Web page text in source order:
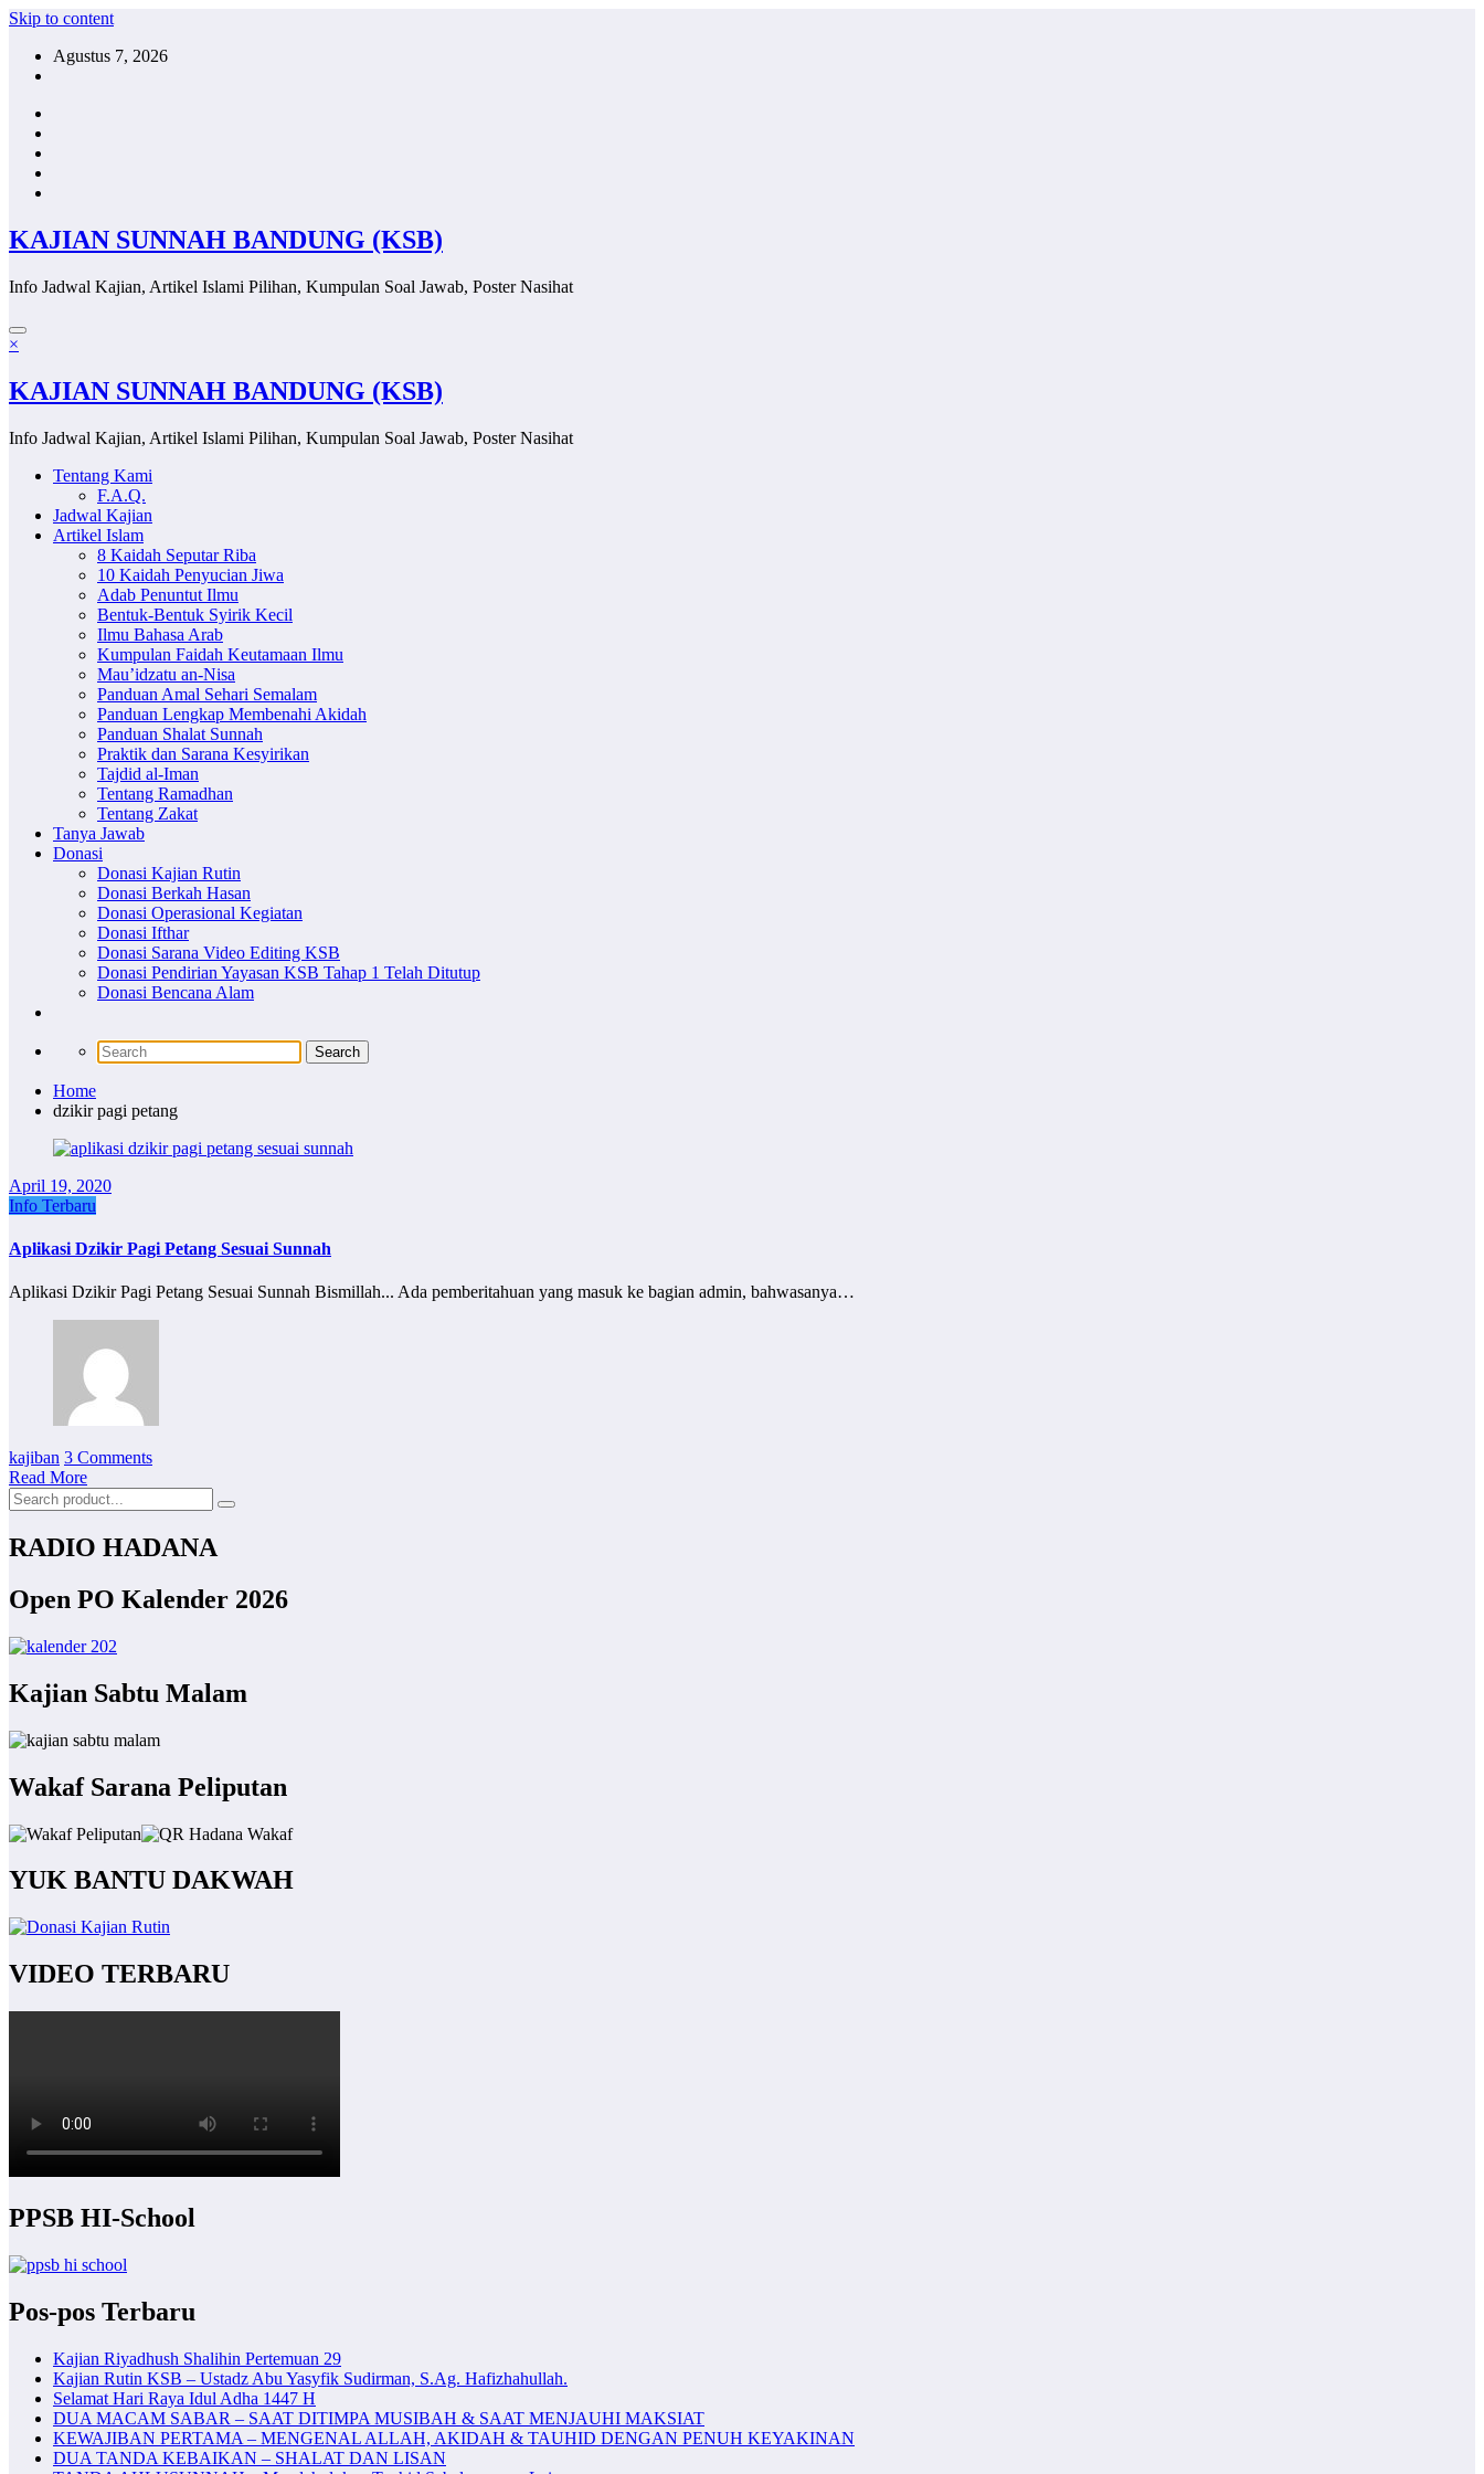
Skip to content
Agustus 7, 2026
KAJIAN SUNNAH BANDUNG (KSB)
Info Jadwal Kajian, Artikel Islami Pilihan, Kumpulan Soal Jawab, Poster Nasihat
×
KAJIAN SUNNAH BANDUNG (KSB)
Info Jadwal Kajian, Artikel Islami Pilihan, Kumpulan Soal Jawab, Poster Nasihat
Tentang Kami
F.A.Q.
Jadwal Kajian
Artikel Islam
8 Kaidah Seputar Riba
10 Kaidah Penyucian Jiwa
Adab Penuntut Ilmu
Bentuk-Bentuk Syirik Kecil
Ilmu Bahasa Arab
Kumpulan Faidah Keutamaan Ilmu
Mau’idzatu an-Nisa
Panduan Amal Sehari Semalam
Panduan Lengkap Membenahi Akidah
Panduan Shalat Sunnah
Praktik dan Sarana Kesyirikan
Tajdid al-Iman
Tentang Ramadhan
Tentang Zakat
Tanya Jawab
Donasi
Donasi Kajian Rutin
Donasi Berkah Hasan
Donasi Operasional Kegiatan
Donasi Ifthar
Donasi Sarana Video Editing KSB
Donasi Pendirian Yayasan KSB Tahap 1 Telah Ditutup
Donasi Bencana Alam
Home
dzikir pagi petang
April 19, 2020
Info Terbaru
Aplikasi Dzikir Pagi Petang Sesuai Sunnah
Aplikasi Dzikir Pagi Petang Sesuai Sunnah Bismillah... Ada pemberitahuan yang masuk ke bagian admin, bahwasanya…
kajiban 3 Comments
Read More
RADIO HADANA
Open PO Kalender 2026
Kajian Sabtu Malam
Wakaf Sarana Peliputan
YUK BANTU DAKWAH
VIDEO TERBARU
PPSB HI-School
Pos-pos Terbaru
Kajian Riyadhush Shalihin Pertemuan 29
Kajian Rutin KSB – Ustadz Abu Yasyfik Sudirman, S.Ag. Hafizhahullah.
Selamat Hari Raya Idul Adha 1447 H
DUA MACAM SABAR – SAAT DITIMPA MUSIBAH & SAAT MENJAUHI MAKSIAT
KEWAJIBAN PERTAMA – MENGENAL ALLAH, AKIDAH & TAUHID DENGAN PENUH KEYAKINAN
DUA TANDA KEBAIKAN – SHALAT DAN LISAN